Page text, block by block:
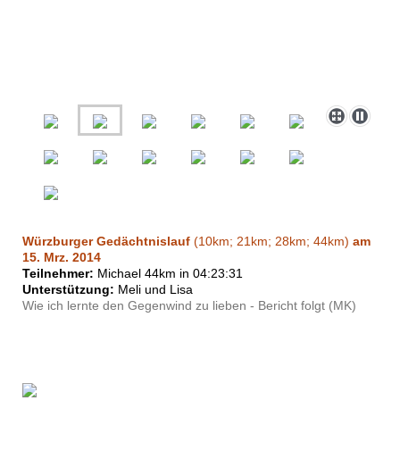
Würzburger Gedächtnislauf (10km; 21km; 28km; 44km) am
15. Mrz. 2014
Teilnehmer: Michael 44km in 04:23:31
Unterstützung: Meli und Lisa
Wie ich lernte den Gegenwind zu lieben - Bericht folgt (MK)